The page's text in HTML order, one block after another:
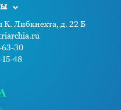
К. Либкнехта, д. 22 Б
30
48